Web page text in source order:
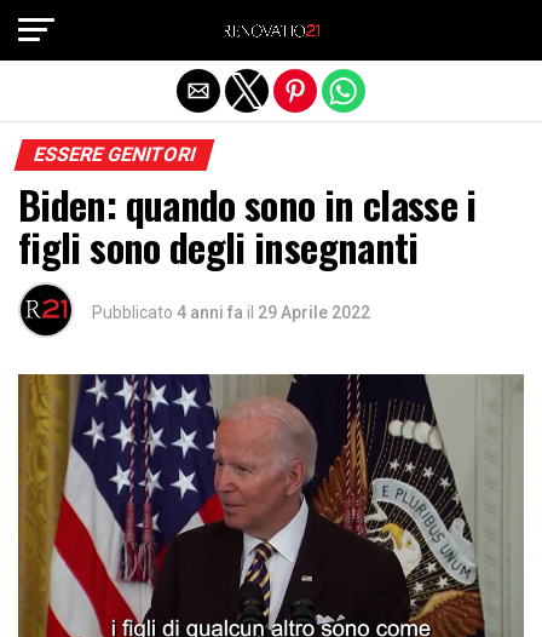
ESSERE GENITORI
Biden: quando sono in classe i
figli sono degli insegnanti
Pubblicato 4 anni fa il 29 Aprile 2022
Exit mobile version